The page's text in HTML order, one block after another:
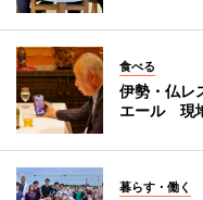
食べる
伊勢・仏レ
エール 現
暮らす・働く